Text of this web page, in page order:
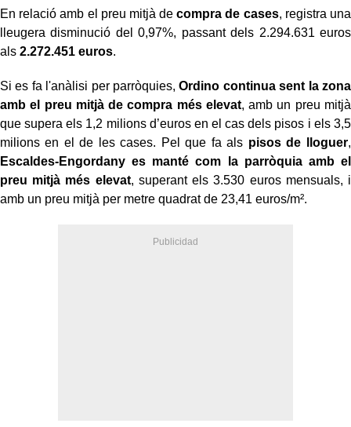
En relació amb el preu mitjà decompra de cases, registra una
lleugera disminució del 0,97%, passant dels 2.294.631 euros
als 2.272.451 euros.
Si es fa l'anàlisi per parròquies,Ordino continua sent la zona
amb el preu mitjà de compra més elevat, amb un preu mitjà
que supera els 1,2 milions d’euros en el cas dels pisos i els 3,5
milions en el de les cases. Pel que fa als pisos de lloguer,
Escaldes-Engordany es manté com la parròquia amb el
preu mitjà més elevat, superant els 3.530 euros mensuals, i
amb un preu mitjà per metre quadrat de 23,41 euros/m².